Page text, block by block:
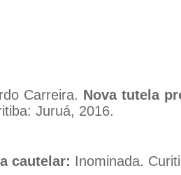
Carreira. Nova tutela
Juruá, 2016.
cautelar: Inominada.